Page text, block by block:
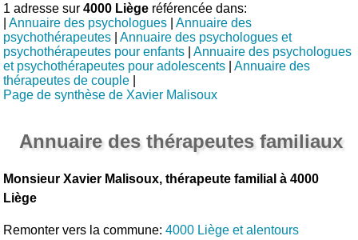
1 adresse sur4000 Liège référencée dans:
|Annuaire des psychologues |Annuaire des
psychothérapeutes |Annuaire des psychologues et
psychothérapeutes pour enfants |Annuaire des psychologues
et psychothérapeutes pour adolescents |Annuaire des
thérapeutes de couple
Page de synthèse de Xavier Malisoux
Annuaire des thérapeutes familiaux
Monsieur Xavier Malisoux, thérapeute familial à 4000
Liège
Remonter vers la commune:4000 Liège et alentours